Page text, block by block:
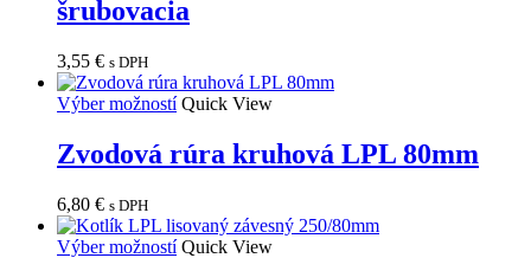
šrubovacia
3,55 € s DPH
Výber možností Quick View
Zvodová rúra kruhová LPL 80mm
6,80 € s DPH
Výber možností Quick View